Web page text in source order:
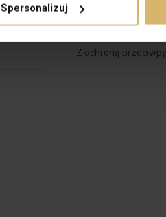
Spersonalizuj
Sposób montażu
Z ochroną